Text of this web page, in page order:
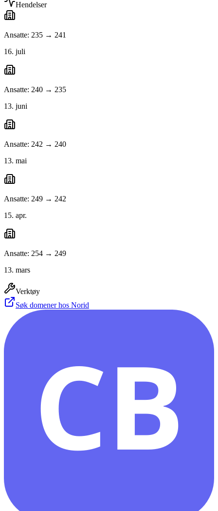
Hendelser
Ansatte: 235 → 241
16. juli
Ansatte: 240 → 235
13. juni
Ansatte: 242 → 240
13. mai
Ansatte: 249 → 242
15. apr.
Ansatte: 254 → 249
13. mars
Verktøy
Søk domener hos Norid
CB